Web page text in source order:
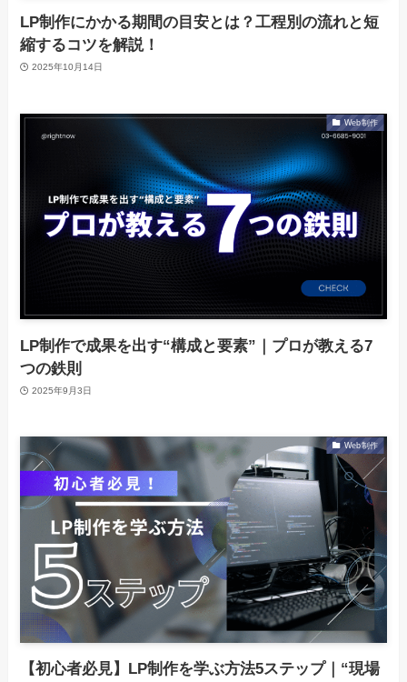
LP制作にかかる期間の目安とは？工程別の流れと短
縮するコツを解説！
2025年10月14日
Web制作
LP制作で成果を出す“構成と要素”｜プロが教える7
つの鉄則
2025年9月3日
Web制作
【初心者必見】LP制作を学ぶ方法5ステップ｜“現場